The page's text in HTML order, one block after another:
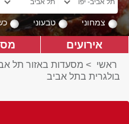
צמחוני טבעוני
אירועים
ראשי > מסעדות באזור תל
בולגרית בתל אביב